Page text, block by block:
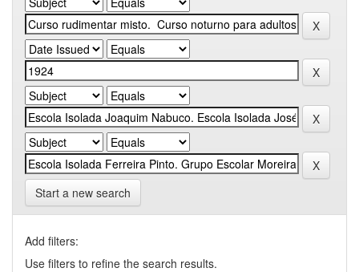
Start a new search
Add filters:
Use filters to refine the search results.